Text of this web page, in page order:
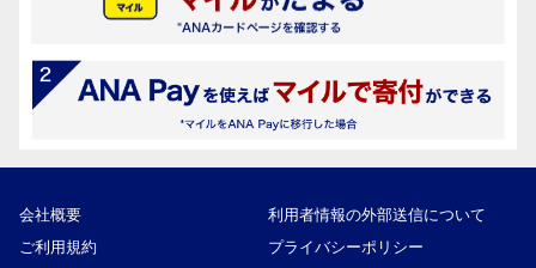
会社概要
利用者情報の外部送信について
ご利用規約
プライバシーポリシー